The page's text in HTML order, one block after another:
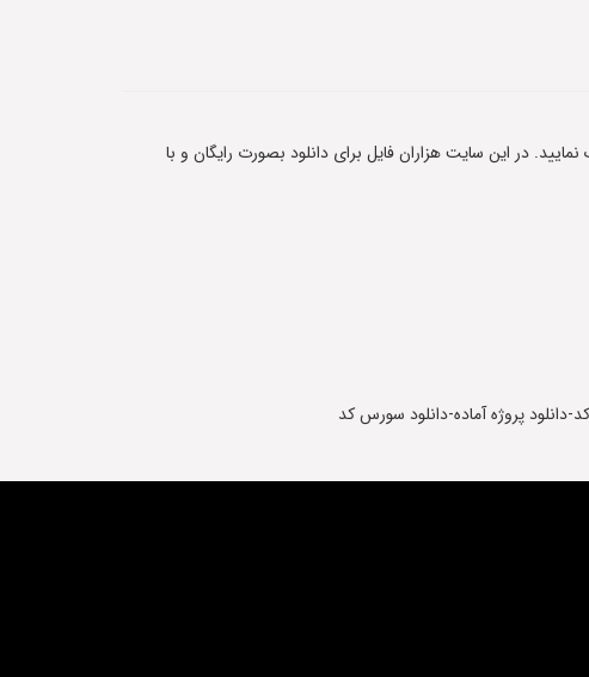
در این سایت هزاران فایل برای دانلود بصورت رایگان و با
پروژه آماده-دانلود سورس کد